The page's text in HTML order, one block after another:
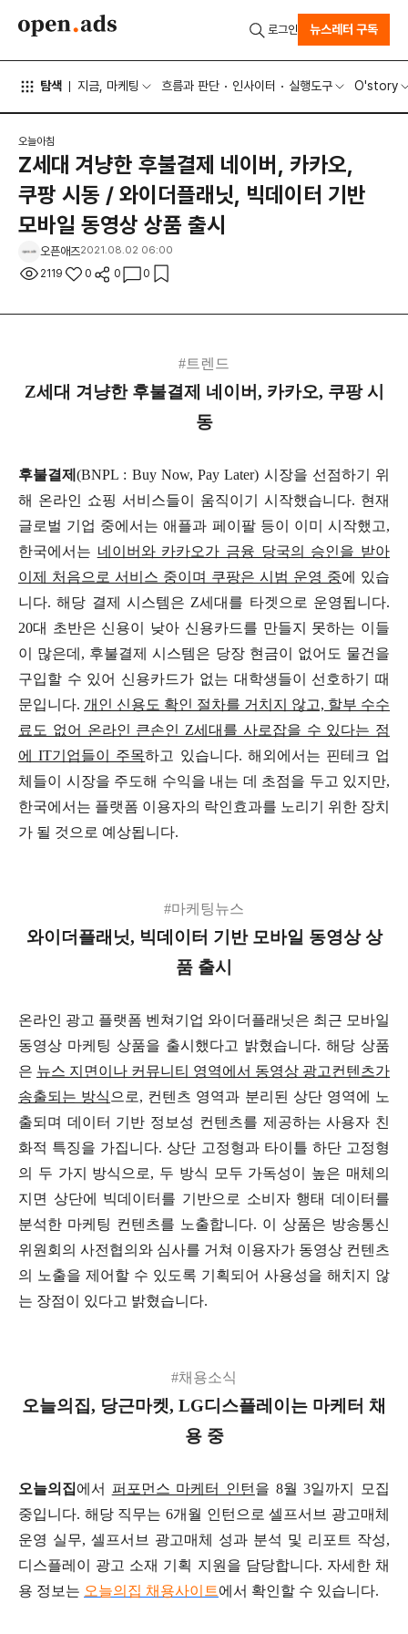
탐색 지금, 마케팅 흐름과 판단 인사이터 실행도구 O'story
로그인 뉴스레터 구독
오늘아침
Z세대 겨냥한 후불결제 네이버, 카카오,
쿠팡 시동 / 와이더플래닛, 빅데이터 기반
모바일 동영상 상품 출시
오픈애즈2021.08.02 06:00
2119 0 0 0
#트렌드
Z세대 겨냥한 후불결제 네이버, 카카오, 쿠팡 시
동
후불결제 (BNPL : Buy Now, Pay Later) 시장을 선점하기 위
해 온라인 쇼핑 서비스들이 움직이기 시작했습니다. 현재
글로벌 기업 중에서는 애플과 페이팔 등이 이미 시작했고,
한국에서는 네이버와 카카오가 금융 당국의 승인을 받아
이제 처음으로 서비스 중이며 쿠팡은 시범 운영 중에 있습
니다. 해당 결제 시스템은 Z세대를 타겟으로 운영됩니다.
20대 초반은 신용이 낮아 신용카드를 만들지 못하는 이들
이 많은데, 후불결제 시스템은 당장 현금이 없어도 물건을
구입할 수 있어 신용카드가 없는 대학생들이 선호하기 때
문입니다. 개인 신용도 확인 절차를 거치지 않고, 할부 수수
료도 없어 온라인 큰손인 Z세대를 사로잡을 수 있다는 점
에 IT기업들이 주목하고 있습니다. 해외에서는 핀테크 업
체들이 시장을 주도해 수익을 내는 데 초점을 두고 있지만,
한국에서는 플랫폼 이용자의 락인효과를 노리기 위한 장치
가 될 것으로 예상됩니다.
#마케팅뉴스
와이더플래닛, 빅데이터 기반 모바일 동영상 상
품 출시
온라인 광고 플랫폼 벤쳐기업 와이더플래닛은 최근 모바일
동영상 마케팅 상품을 출시했다고 밝혔습니다. 해당 상품
은 뉴스 지면이나 커뮤니티 영역에서 동영상 광고컨텐츠가
송출되는 방식 으로, 컨텐츠 영역과 분리된 상단 영역에 노
출되며 데이터 기반 정보성 컨텐츠를 제공하는 사용자 친
화적 특징을 가집니다. 상단 고정형과 타이틀 하단 고정형
의 두 가지 방식으로, 두 방식 모두 가독성이 높은 매체의
지면 상단에 빅데이터를 기반으로 소비자 행태 데이터를
분석한 마케팅 컨텐츠를 노출합니다. 이 상품은 방송통신
위원회의 사전협의와 심사를 거쳐 이용자가 동영상 컨텐츠
의 노출을 제어할 수 있도록 기획되어 사용성을 해치지 않
는 장점이 있다고 밝혔습니다.
#채용소식
오늘의집, 당근마켓, LG디스플레이는 마케터 채
용 중
오늘의집에서 퍼포먼스 마케터 인턴 을 8월 3일까지 모집
중입니다. 해당 직무는 6개월 인턴으로 셀프서브 광고매체
운영 실무, 셀프서브 광고매체 성과 분석 및 리포트 작성,
디스플레이 광고 소재 기획 지원을 담당합니다. 자세한 채
용 정보는 오늘의집 채용사이트에서 확인할 수 있습니다.